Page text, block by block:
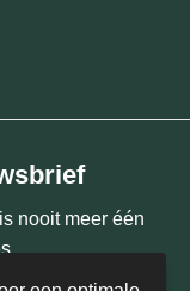
nooit meer één